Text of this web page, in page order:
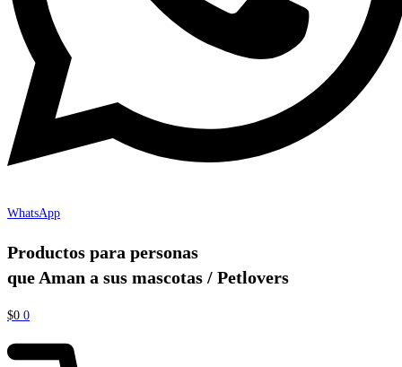
WhatsApp
Productos para personas
que Aman a sus mascotas / Petlovers
$0 0